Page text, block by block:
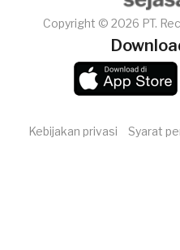
Copyright © 2026 PT.
Kebijakan privasi Syarat